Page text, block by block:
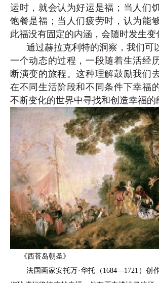
运时，就会认为好运是福；当人们
饱餐是福；当人们疲劳时，认为能
此福没有固定的内涵，会随时发生变
通过赫拉克利特的洞察，我们可
一个动态的过程，一段随着生活经
断演变的旅程。这种理解鼓励我们
在不同生活阶段和不同条件下幸福
不断变化的世界中寻找和创造幸福的
《西苔岛朝圣》
法国画家安托万·华托（1684—1721）创